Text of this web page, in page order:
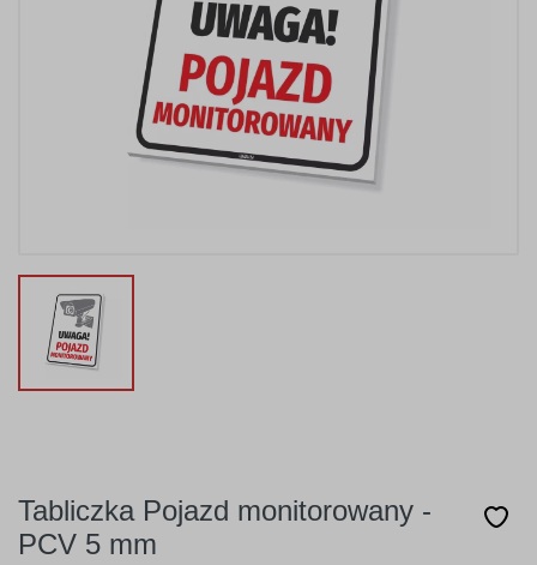
Tabliczka Pojazd monitorowany -
PCV 5 mm